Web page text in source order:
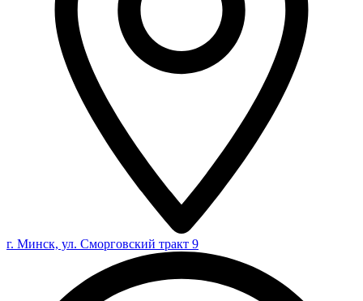
г. Минск, ул. Сморговский тракт 9